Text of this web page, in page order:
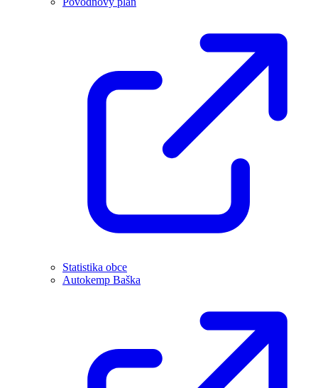
Statistika obce
Autokemp Baška